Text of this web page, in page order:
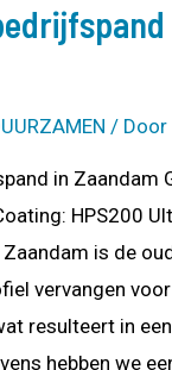
/ Door
in Zaandam
HPS200
is de
vervangen
resulteert in
hebben we